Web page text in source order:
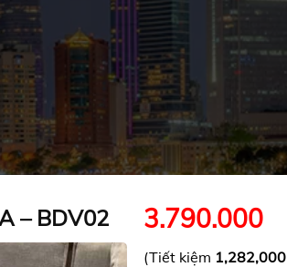
– BDV02 3.790.000
(Tiết kiệm 1,282,000